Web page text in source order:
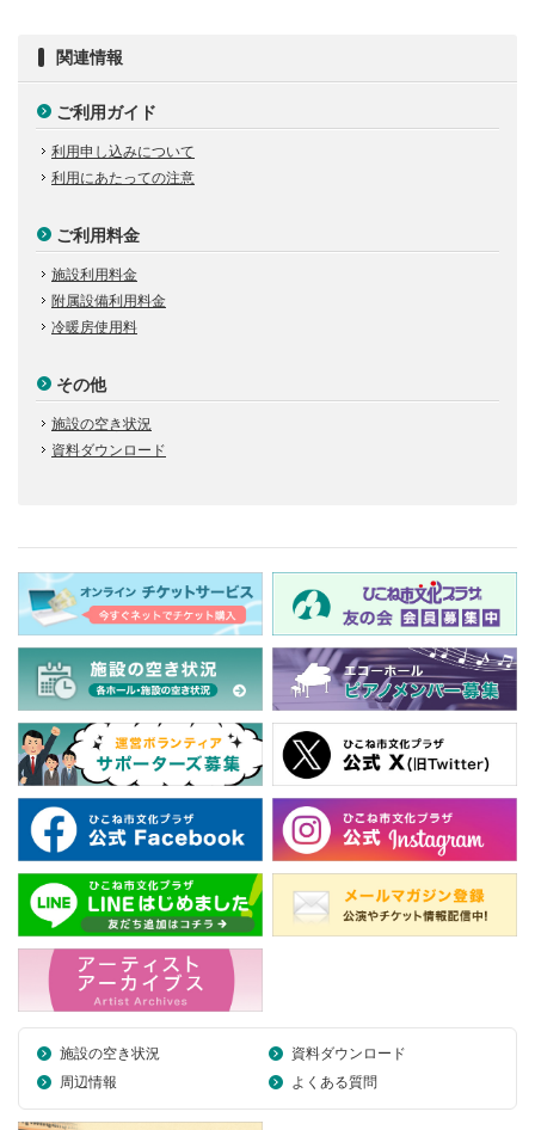
関連情報
ご利用ガイド
利用申し込みについて
利用にあたっての注意
ご利用料金
施設利用料金
附属設備利用料金
冷暖房使用料
その他
施設の空き状況
資料ダウンロード
施設の空き状況
資料ダウンロード
周辺情報
よくある質問